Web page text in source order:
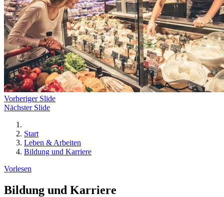
Vorheriger Slide
Nächster Slide
Start
Leben & Arbeiten
Bildung und Karriere
Vorlesen
Bildung und Karriere